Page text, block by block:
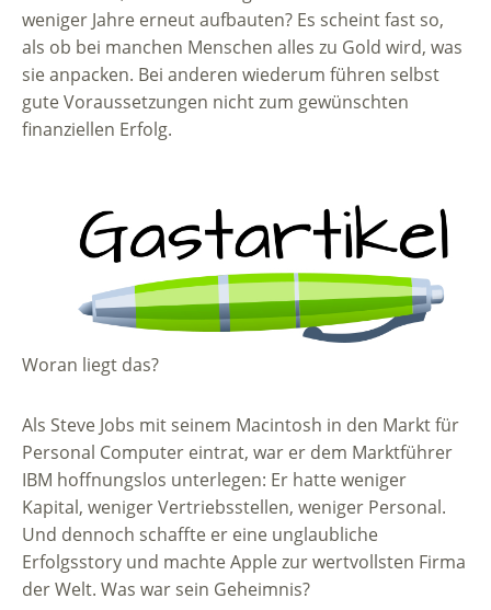
weniger Jahre erneut aufbauten? Es scheint fast so,
als ob bei manchen Menschen alles zu Gold wird, was
sie anpacken. Bei anderen wiederum führen selbst
gute Voraussetzungen nicht zum gewünschten
finanziellen Erfolg.
Woran liegt das?
Als Steve Jobs mit seinem Macintosh in den Markt für
Personal Computer eintrat, war er dem Marktführer
IBM hoffnungslos unterlegen: Er hatte weniger
Kapital, weniger Vertriebsstellen, weniger Personal.
Und dennoch schaffte er eine unglaubliche
Erfolgsstory und machte Apple zur wertvollsten Firma
der Welt. Was war sein Geheimnis?